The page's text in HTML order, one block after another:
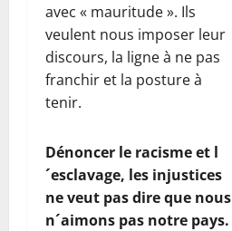
avec « mauritude ». Ils
veulent nous imposer leur
discours, la ligne à ne pas
franchir et la posture à
tenir.
Dénoncer le racisme et l
´esclavage, les injustices
ne veut pas dire que nous
n´aimons pas notre pays.